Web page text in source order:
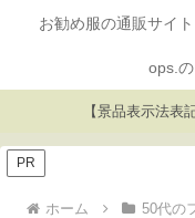
お勧め服の通販サイ
ops.
【景品表示法表
PR
ホーム 50代の